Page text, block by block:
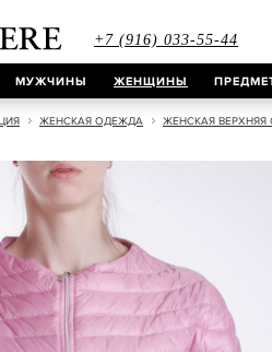
+7 (916) 033-55-44
МУЖЧИНЫ ЖЕНЩИНЫ
ЖЕНСКАЯ ОДЕЖДА ЖЕНСКАЯ